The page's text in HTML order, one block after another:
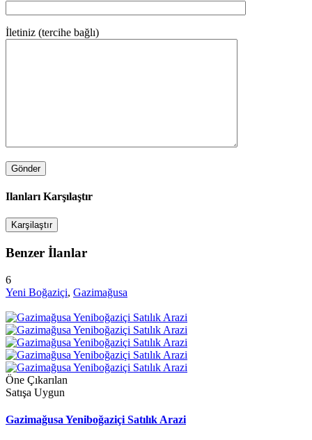
İletiniz (tercihe bağlı)
Ilanları Karşılaştır
Karşilaştır
Benzer İlanlar
6
Yeni Boğaziçi, Gazimağusa
Öne Çıkarılan
Satışa Uygun
Gazimağusa Yeniboğaziçi Satılık Arazi